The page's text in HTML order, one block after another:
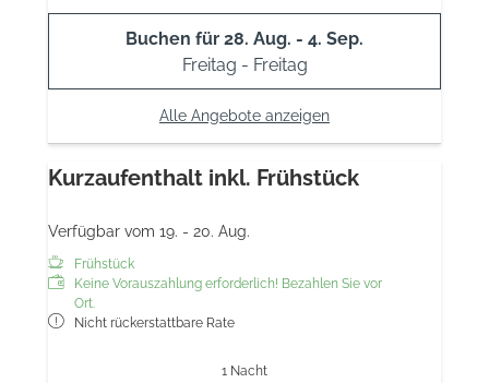
Buchen für 28. Aug. - 4. Sep.
Freitag - Freitag
Alle Angebote anzeigen
Kurzaufenthalt inkl. Frühstück
Verfügbar vom 19. - 20. Aug.
Frühstück
Keine Vorauszahlung erforderlich! Bezahlen Sie vor
Ort.
Nicht rückerstattbare Rate
1 Nacht